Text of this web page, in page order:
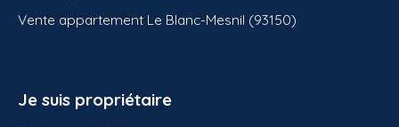
Vente appartement Le Blanc-Mesnil (93150)
Je suis propriétaire